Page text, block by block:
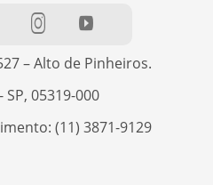
– Alto de Pinheiros.
SP, 05319-000
(11) 3871-9129